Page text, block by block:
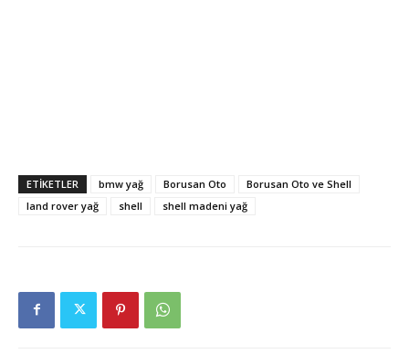
ETIKETLER bmw yağ Borusan Oto
Borusan Oto ve Shell
land rover yağ
shell shell madeni yağ